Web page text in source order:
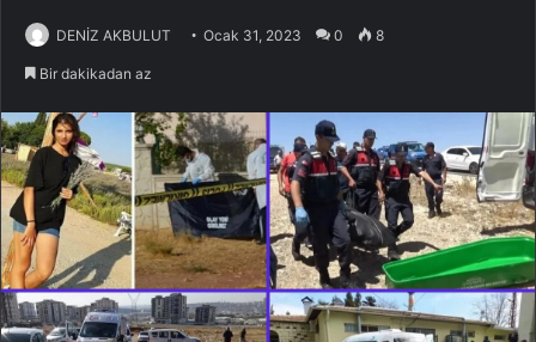
DENİZ AKBULUT Ocak 31, 2023 0 8
Bir dakikadan az